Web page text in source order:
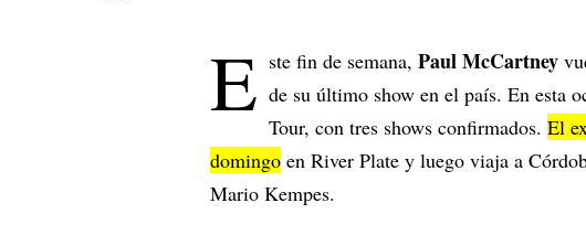
E ste fin de semana, Paul McCartney
de su último show en el país. En esta
Tour, con tres shows confirmados. El
domingo en River Plate y luego viaja a
Mario Kempes.